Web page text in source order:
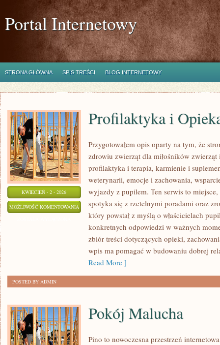
Portal Internetowy
STRONA GŁÓWNA SPIS TREŚCI BLOG INTERNETOWY
KWIECIEŃ - 2 - 2026
MOŻLIWOŚĆ KOMENTOWANIA PROFILAKTYKA
OPIEKA
CODZIENNA
Profilaktyka i
Przygotowałem opis oparty na tym, że
zdrowiu zwierząt dla miłośników
profilaktyka i terapia, karmienie i
weterynarii, emocje i zachowania,
wyjazdy z pupilem. Ten serwis to
spotyka się z rzetelnymi poradami oraz
który powstał z myślą o właścicielach
konkretnych odpowiedzi w ważnych
zbiór treści dotyczących opieki,
wpis ma pomagać w budowaniu dobrej
Read More ]
POSTED BY ADMIN
Pokój Malucha
Pino to nowoczesna przestrzeń